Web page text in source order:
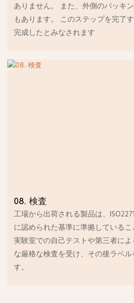
ありません。 また、外側のパッキ
もあります。 このステップを完了
完成したとみなされます
08. 検査
工場から出荷される製品は、
に認められた基準に準拠しているこ
実験室での自己テストや第三者に
な厳格な検査を受け、その後ラベ
す。